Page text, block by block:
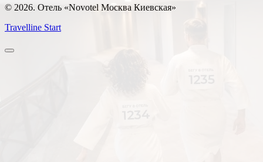
© 2026. Отель «Novotel Москва Киевская»
Travelline Start